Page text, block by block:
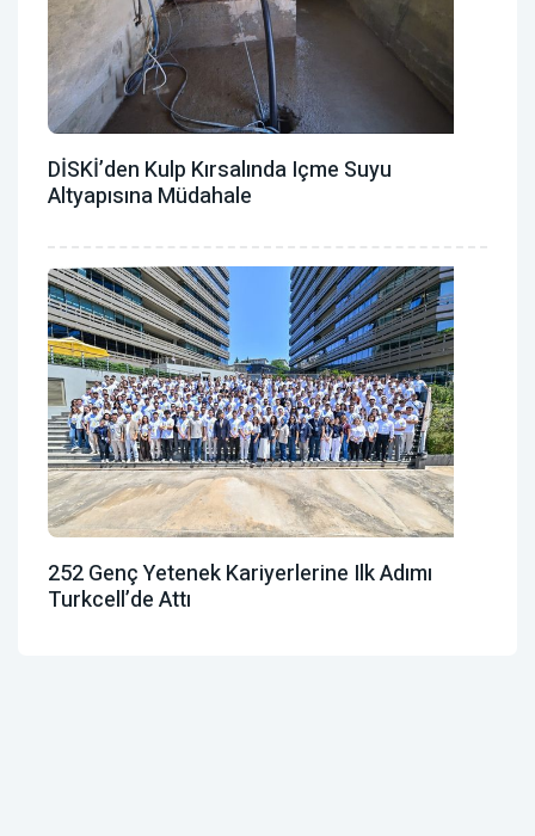
DİSKİ’den Kulp Kırsalında Içme Suyu
Altyapısına Müdahale
252 Genç Yetenek Kariyerlerine Ilk Adımı
Turkcell’de Attı